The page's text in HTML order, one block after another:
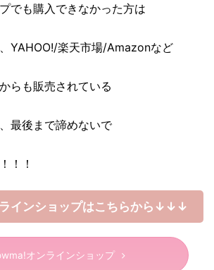
でも購入できなかった方は
YAHOO!/楽天市場/Amazonなど
らも販売されている
最後まで諦めないで
！！
インショップはこちらから↓↓↓
オンラインショップ